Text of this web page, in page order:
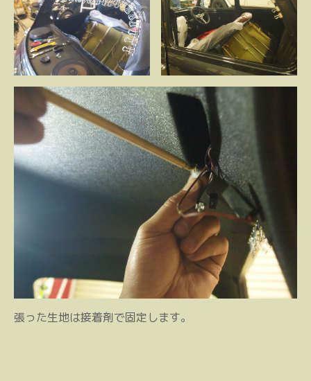
張った生地は接着剤で固定します。